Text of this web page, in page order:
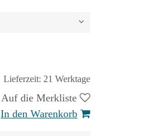
Lieferzeit: 21 Werktage
Auf die Merkliste
In den Warenkorb